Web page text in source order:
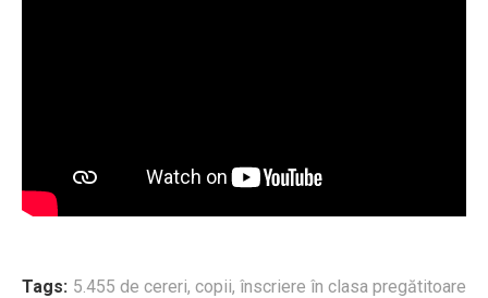
Tags: 5.455 de cereri, copii, înscriere în clasa pregătitoare